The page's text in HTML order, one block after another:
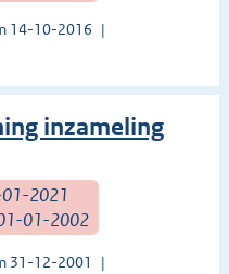
14-10-2016
inzameling
01-2021
01-2002
31-12-2001